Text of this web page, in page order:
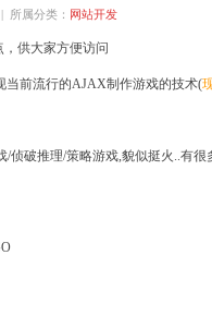
| 所属分类： 网站开发
供大家方便访问
前流行的AJAX制作游戏的技术(
侦破推理/策略游戏,貌似挺火..有